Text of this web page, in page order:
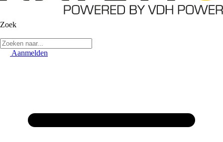
Zoek
Aanmelden